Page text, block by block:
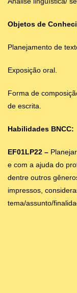
Objetos de
Planejamento de
Exposição oral.
Forma de
de escrita.
Habilidades BNCC:
EF01LP22 –
e com a ajuda do
dentre outros
impressos,
tema/assunto/